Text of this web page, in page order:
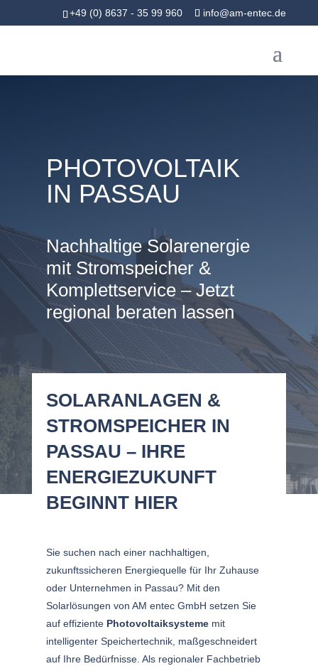
+49 (0) 8637 - 35 99 960 info@am-entec.de
PHOTOVOLTAIK
IN PASSAU
Nachhaltige Solarenergie
mit Stromspeicher &
Komplettservice – Jetzt
regional beraten lassen
SOLARANLAGEN &
STROMSPEICHER IN
PASSAU – IHRE
ENERGIEZUKUNFT
BEGINNT HIER
Sie suchen nach einer nachhaltigen,
zukunftssicheren Energiequelle für Ihr Zuhause
oder Unternehmen in Passau? Mit den
Solarlösungen von AM entec GmbH setzen Sie
auf effiziente Photovoltaiksystememit
intelligenter Speichertechnik, maßgeschneidert
auf Ihre Bedürfnisse. Als regionaler Fachbetrieb